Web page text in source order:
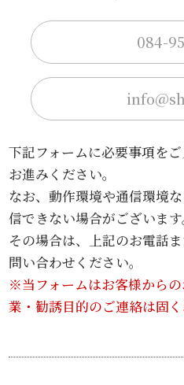
084-
下記フォームに必要事項を
お進みください。
なお、動作環境や通信環境
信できない場合がございます
その場合は、上記のお電話
問い合わせください。
※当フォームはお客様から
業・勧誘目的のご連絡は固く